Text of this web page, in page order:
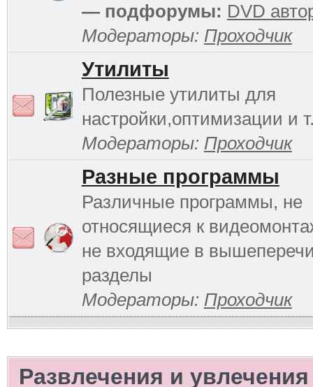
— подфорумы: DVD
Модераторы: Проходчик
Утилиты
Полезные утилиты для
настройки,оптимизации и
Модераторы: Проходчик
Разные программы
Различные программы, не
относящиеся к
не входящие в
разделы
Модераторы: Проходчик
Развлечения и увлечения